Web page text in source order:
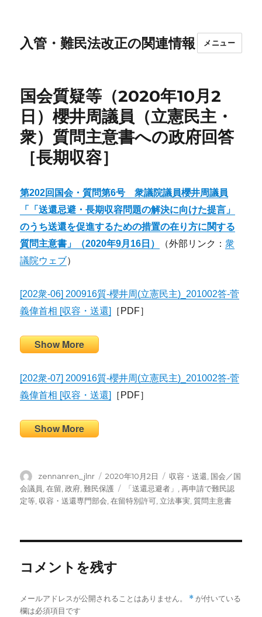
入管・難民法改正の関連情報 メニュー
国会質疑等（2020年10月2
日）櫻井周議員（立憲民主・
衆）質問主意書への政府回答
［長期収容］
第202回国会・質問第6号衆議院議員櫻井周議員
「
「送還忌避・長期収容問題の解決に向けた提言」
のうち送還を促進するための措置の在り方に関する
質問主意書 」（2020年9月 16 日） （外部リンク：衆
議院ウェブ）
[202衆-06] 200916質-櫻井周(立憲民主)_201002答-菅
義偉首相 [収容・送還]
［PDF］
Show More
[202衆-07] 200916質-櫻井周(立憲民主)_201002答-菅
義偉首相 [収容・送還]
［PDF］
Show More
投
稿
者
zennanren_jlnr
投
稿
日:
2020年10月2日
カ
テ
ゴ
収容・送還 国会／国
会議員 ,在留 ,政府 ,難民保護
タ
グ
「送還忌避者」 ,再申請で難民認
定等 収容・送還専門部会 ,在留特別許可 立法事実 ,質問主意書
コメントを残す
メールアドレスが公開されることはありません。 * が付いている
欄は必須項目です